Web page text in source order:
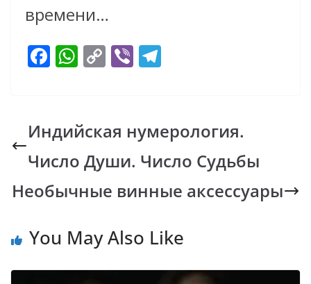
времени…
F
b
o
o
k
W
s
A
p
p
C
y
Li
n
k
Vi
gr
a
m
Индийская нумерология.
Число Души. Число Судьбы
Необычные винные аксессуары
You May Also Like